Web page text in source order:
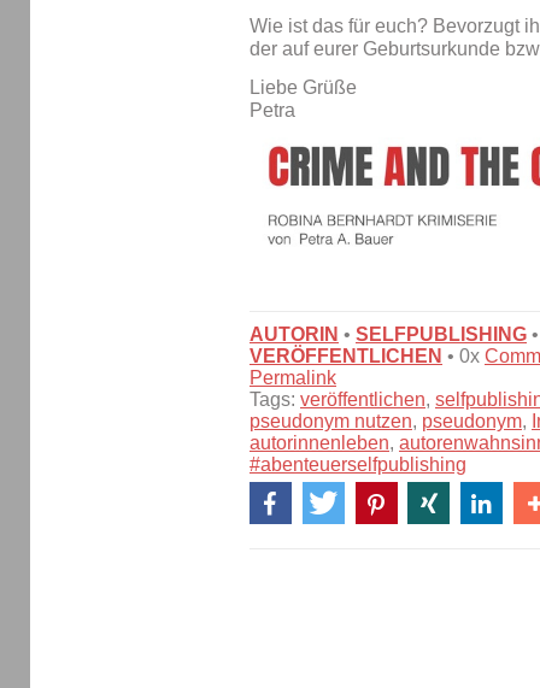
Wie ist das für euch? Bevorzugt
der auf eurer Geburtsurkunde
Liebe Grüße
Petra
AUTORIN • SELFPUBLISHING
VERÖFFENTLICHEN • 0x
Permalink
Tags: veröffentlichen,
pseudonym nutzen, pseudonym,
autorinnenleben,
#abenteuerselfpublishing